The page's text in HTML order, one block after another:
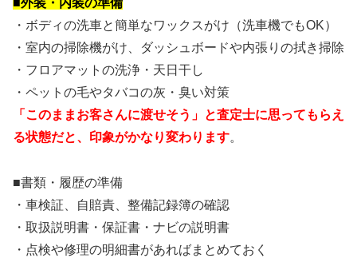
■外装・内装の準備
・ボディの洗車と簡単なワックスがけ（洗車機でもOK）
・室内の掃除機がけ、ダッシュボードや内張りの拭き掃除
・フロアマットの洗浄・天日干し
・ペットの毛やタバコの灰・臭い対策
「このままお客さんに渡せそう」と査定士に思ってもらえ
る状態だと、印象がかなり変わります。
■書類・履歴の準備
・車検証、自賠責、整備記録簿の確認
・取扱説明書・保証書・ナビの説明書
・点検や修理の明細書があればまとめておく